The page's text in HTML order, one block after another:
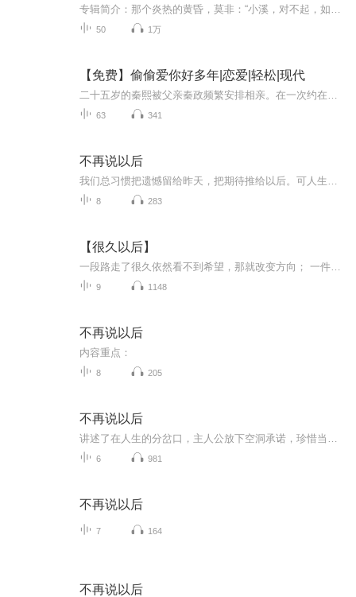
50 1万
【免费】偷偷爱你好多年|恋爱|轻松|现代
63 341
不再说以后
8 283
【很久以后】
9 1148
不再说以后
内容重点：
8 205
不再说以后
6 981
不再说以后
7 164
不再说以后